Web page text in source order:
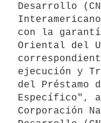
Desarrollo
con la
Oriental del
ejecución y
del Préstamo
Específico",
Corporación